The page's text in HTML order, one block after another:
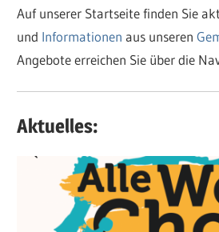
Auf unserer Startseite finden Sie
und Informationen aus unseren
Angebote erreichen Sie über die
Aktuelles: